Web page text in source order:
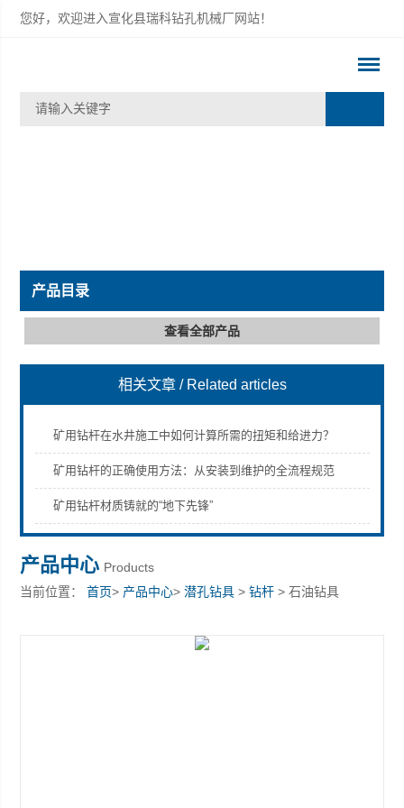
您好，欢迎进入宣化县瑞科钻孔机械厂网站！
宣化县瑞科钻孔机械厂
产品目录
查看全部产品
相关文章 / Related articles
矿用钻杆在水井施工中如何计算所需的扭矩和给进力？
矿用钻杆的正确使用方法：从安装到维护的全流程规范
矿用钻杆材质铸就的“地下先锋”
产品中心 Products
当前位置：首页> 产品中心>潜孔钻具 >钻杆 > 石油钻具